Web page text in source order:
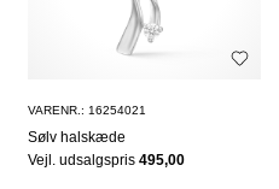
VARENR.: 16254021
Sølv halskæde
Vejl. udsalgspris 495,00